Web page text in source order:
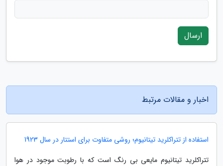
ارسال
اخبار و مقالات مرتبط
استفاده از تتراکلرید تیتانیوم؛ روشی متفاوت برای استتار در سال 1923
تتراکلرید تیتانیوم مایعی بی رنگ است که با رطوبت موجود در هوا